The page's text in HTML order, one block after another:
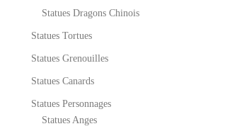
Statues Dragons Chinois
Statues Tortues
Statues Grenouilles
Statues Canards
Statues Personnages
Statues Anges